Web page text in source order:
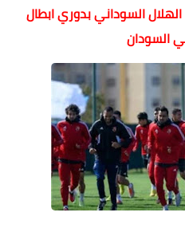
السوداني بدوري ابطال
السودان